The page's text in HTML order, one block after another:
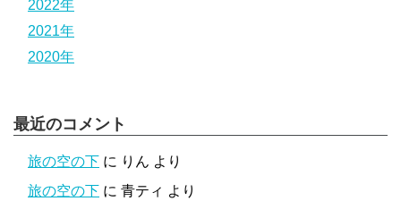
2022年
2021年
2020年
最近のコメント
旅の空の下 に りん より
旅の空の下 に 青ティ より